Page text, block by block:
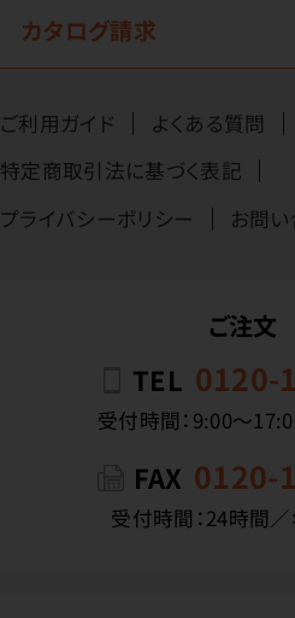
カタログ請求
ご利用ガイド よくある質問
特定商取引法に基づく表記
プライバシーポリシー
お問
ご注文
TEL 0120-
受付時間：9:00〜
FAX 0120-
受付時間：24時間